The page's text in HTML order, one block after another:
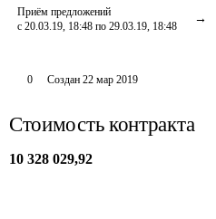
Приём предложений
с 20.03.19, 18:48 по 29.03.19, 18:48
0 Создан 22 мар 2019
Стоимость контракта
10 328 029,92